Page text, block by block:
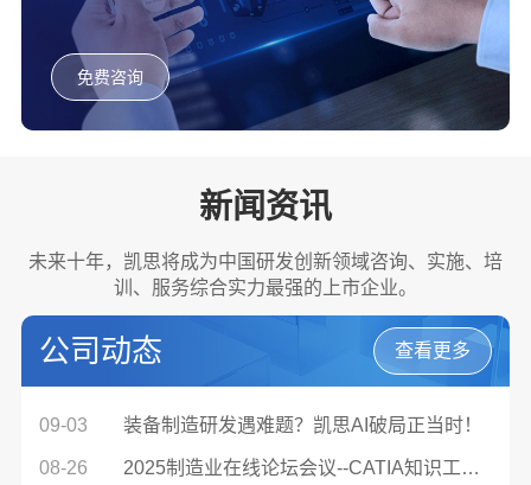
业解决方案，搭建从研发到工艺到制造的数据流。
免费咨询
新闻资讯
未来十年，凯思将成为中国研发创新领域咨询、实施、培
训、服务综合实力最强的上市企业。
公司动态 查看更多
09-03 装备制造研发遇难题？凯思AI破局正当时！
08-26 2025制造业在线论坛会议--CATIA知识工程面向汽车及零部件行业的高阶应用